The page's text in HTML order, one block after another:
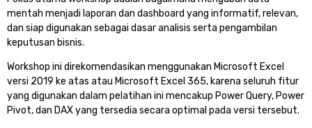
mentah menjadi laporan dan dashboard yang informatif, relevan,
dan siap digunakan sebagai dasar analisis serta pengambilan
keputusan bisnis.
Workshop ini direkomendasikan menggunakan Microsoft Excel
versi 2019 ke atas atau Microsoft Excel 365, karena seluruh fitur
yang digunakan dalam pelatihan ini mencakup Power Query, Power
Pivot, dan DAX yang tersedia secara optimal pada versi tersebut.